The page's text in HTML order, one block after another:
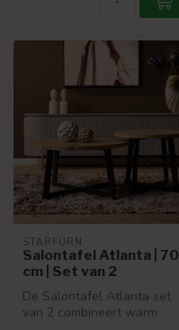
STARFURN
Salontafel Atlanta | 70
cm | Set van 2
De Salontafel Atlanta set
van 2 combineert warm